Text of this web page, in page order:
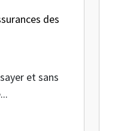
des
et sans